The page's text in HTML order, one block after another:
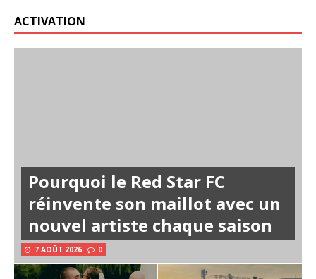
ACTIVATION
Pourquoi le Red Star FC
réinvente son maillot avec un
nouvel artiste chaque saison
7 AOÛT 2026 0